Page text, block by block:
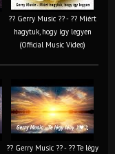
?? Gerry Music ?? - ?? Miért
hagytuk, hogy így legyen
(Official Music Video)
?? Gerry Music ?? - ?? Te légy